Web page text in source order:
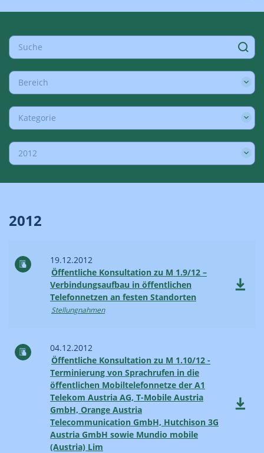
Bereich
Kategorie
2012
2012
19.12.2012
Öffentliche Konsultation zu M 1.9/12 –
Verbindungsaufbau in öffentlichen
Telefonnetzen an festen Standorten
Stellungnahmen
04.12.2012
Öffentliche Konsultation zu M 1.10/12 -
Terminierung von Sprachrufen in die
öffentlichen Mobiltelefonnetze der A1
Telekom Austria AG, T-Mobile Austria
GmbH, Orange Austria
Telecommunication GmbH, Hutchison 3G
Austria GmbH sowie Mundio mobile
(Austria) Lim